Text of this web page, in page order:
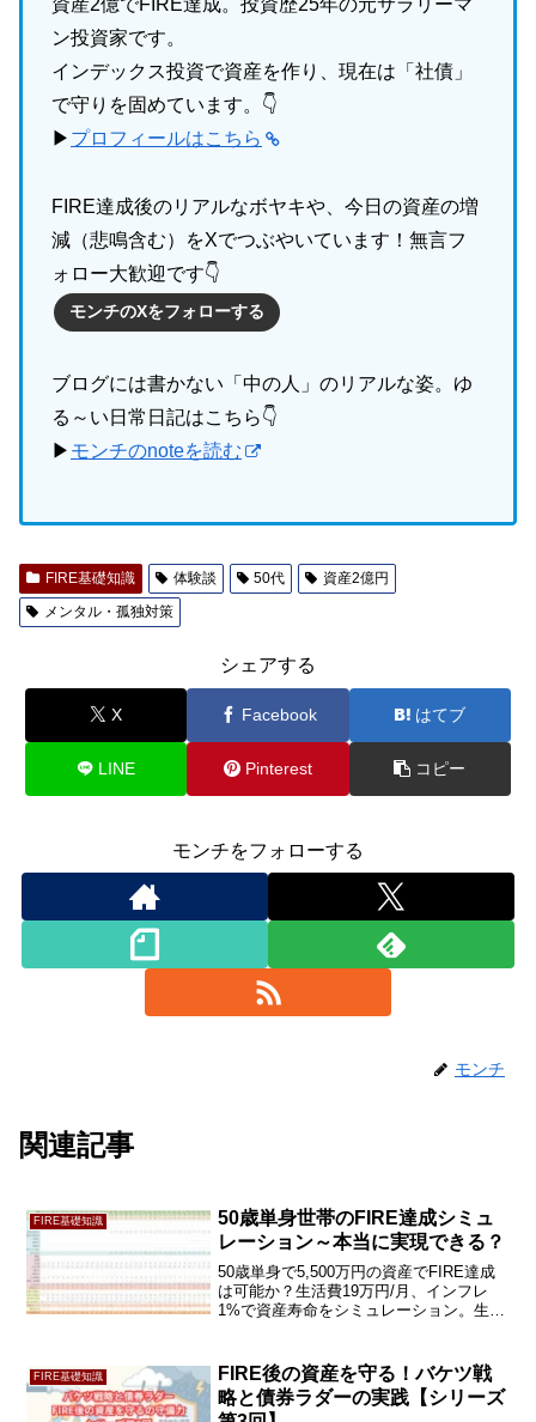
資産2億でFIRE達成。投資歴25年の元サラリーマ
ン投資家です。
インデックス投資で資産を作り、現在は「社債」
で守りを固めています。👇
▶ プロフィールはこちら
FIRE達成後のリアルなボヤキや、今日の資産の増
減（悲鳴含む）をXでつぶやいています！無言フ
ォロー大歓迎です👇
モンチのXをフォローする
ブログには書かない「中の人」のリアルな姿。ゆ
る～い日常日記はこちら👇
▶ モンチのnoteを読む
FIRE基礎知識 体験談 50代
資産2億円
メンタル・孤独対策
シェアする
X Facebook はてブ
LINE Pinterest コピー
モンチをフォローする
モンチ
関連記事
FIRE基礎知識
50歳単身世帯のFIRE達成シミュ
レーション～本当に実現できる？
50歳単身で5,500万円の資産でFIRE達成
は可能か？生活費19万円/月、インフレ
1%で資産寿命をシミュレーション。生活
FIRE基礎知識
FIRE後の資産を守る！バケツ戦
略と債券ラダーの実践【シリーズ